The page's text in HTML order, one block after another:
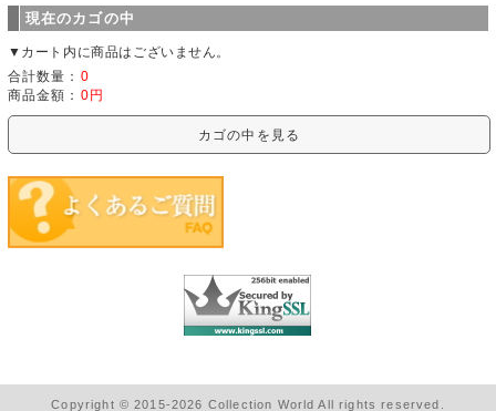
現在のカゴの中
▼カート内に商品はございません。
合計数量： 0
商品金額： 0円
カゴの中を見る
Copyright © 2015-2026 Collection World All rights reserved.